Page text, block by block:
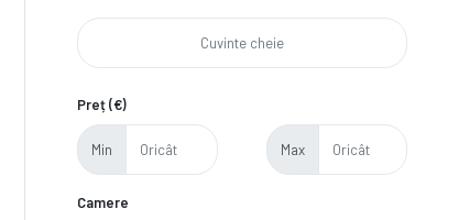
Preț (€)
Min Max
Camere